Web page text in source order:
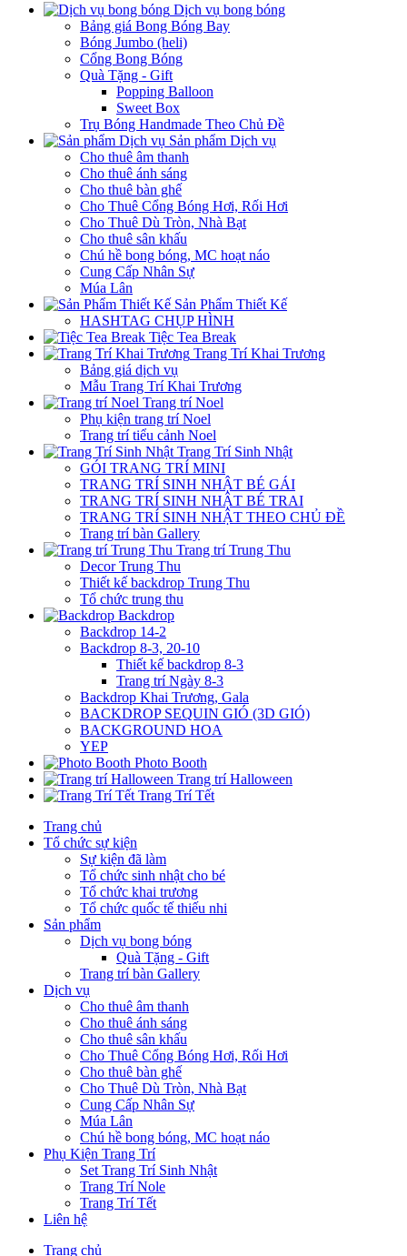
Dịch vụ bong bóng
Bảng giá Bong Bóng Bay
Bóng Jumbo (heli)
Cổng Bong Bóng
Quà Tặng - Gift
Popping Balloon
Sweet Box
Trụ Bóng Handmade Theo Chủ Đề
Sản phẩm Dịch vụ
Cho thuê âm thanh
Cho thuê ánh sáng
Cho thuê bàn ghế
Cho Thuê Cổng Bóng Hơi, Rối Hơi
Cho Thuê Dù Tròn, Nhà Bạt
Cho thuê sân khấu
Chú hề bong bóng, MC hoạt náo
Cung Cấp Nhân Sự
Múa Lân
Sản Phẩm Thiết Kế
HASHTAG CHỤP HÌNH
Tiệc Tea Break
Trang Trí Khai Trương
Bảng giá dịch vụ
Mẫu Trang Trí Khai Trương
Trang trí Noel
Phụ kiện trang trí Noel
Trang trí tiểu cảnh Noel
Trang Trí Sinh Nhật
GÓI TRANG TRÍ MINI
TRANG TRÍ SINH NHẬT BÉ GÁI
TRANG TRÍ SINH NHẬT BÉ TRAI
TRANG TRÍ SINH NHẬT THEO CHỦ ĐỀ
Trang trí bàn Gallery
Trang trí Trung Thu
Decor Trung Thu
Thiết kế backdrop Trung Thu
Tổ chức trung thu
Backdrop
Backdrop 14-2
Backdrop 8-3, 20-10
Thiết kế backdrop 8-3
Trang trí Ngày 8-3
Backdrop Khai Trương, Gala
BACKDROP SEQUIN GIÓ (3D GIÓ)
BACKGROUND HOA
YEP
Photo Booth
Trang trí Halloween
Trang Trí Tết
Trang chủ
Tổ chức sự kiện
Sự kiện đã làm
Tổ chức sinh nhật cho bé
Tổ chức khai trương
Tổ chức quốc tế thiếu nhi
Sản phẩm
Dịch vụ bong bóng
Quà Tặng - Gift
Trang trí bàn Gallery
Dịch vụ
Cho thuê âm thanh
Cho thuê ánh sáng
Cho thuê sân khấu
Cho Thuê Cổng Bóng Hơi, Rối Hơi
Cho thuê bàn ghế
Cho Thuê Dù Tròn, Nhà Bạt
Cung Cấp Nhân Sự
Múa Lân
Chú hề bong bóng, MC hoạt náo
Phụ Kiện Trang Trí
Set Trang Trí Sinh Nhật
Trang Trí Nole
Trang Trí Tết
Liên hệ
Trang chủ